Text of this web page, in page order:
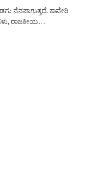
ನೆನಪಾಗುತ್ತದೆ. ಕಾವೇರಿ
ರಾಜಕೀಯ…